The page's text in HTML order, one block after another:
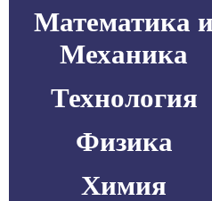
Математика и
Механика
Технология
Физика
Химия